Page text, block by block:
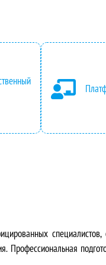
а
2
0
Профессиональная